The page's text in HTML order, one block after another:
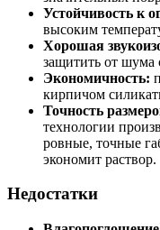
Устойчивость к
высоким
Хорошая
защитить от шума
Экономичность:
кирпичом
Точность
технологии
ровные, точные
экономит раствор.
Недостатки